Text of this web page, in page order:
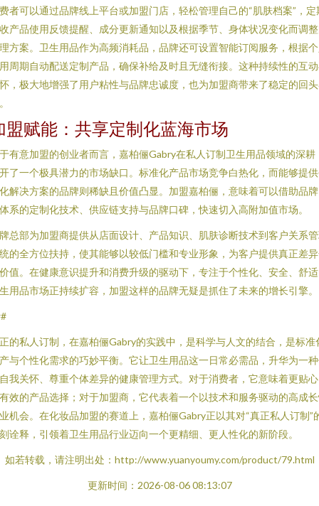
者可以通过品牌线上平台或加盟门店，轻松管理自己的“肌肤档案”，定
产品使用反馈提醒、成分更新通知以及根据季节、身体状况变化而调
方案。卫生用品作为高频消耗品，品牌还可设置智能订阅服务，根据
周期自动配送定制产品，确保补给及时且无缝衔接。这种持续性的互
，极大地增强了用户粘性与品牌忠诚度，也为加盟商带来了稳定的回
盟赋能：共享定制化蓝海市场
有意加盟的创业者而言，嘉柏俪Gabry在私人订制卫生用品领域的深耕
了一个极具潜力的市场缺口。标准化产品市场竞争白热化，而能够提
解决方案的品牌则稀缺且价值凸显。加盟嘉柏俪，意味着可以借助品
系的定制化技术、供应链支持与品牌口碑，快速切入高附加值市场。
总部为加盟商提供从店面设计、产品知识、肌肤诊断技术到客户关系
的全方位扶持，使其能够以较低门槛和专业形象，为客户提供真正差
值。在健康意识提升和消费升级的驱动下，专注于个性化、安全、舒
用品市场正持续扩容，加盟这样的品牌无疑是抓住了未来的增长引擎。
的私人订制，在嘉柏俪Gabry的实践中，是科学与人文的结合，是标准
与个性化需求的巧妙平衡。它让卫生用品这一日常必需品，升华为一
我关怀、尊重个体差异的健康管理方式。对于消费者，它意味着更贴
效的产品选择；对于加盟商，它代表着一个以技术和服务驱动的高成
机会。在化妆品加盟的赛道上，嘉柏俪Gabry正以其对“真正私人订制”
诠释，引领着卫生用品行业迈向一个更精细、更人性化的新阶段。
如若转载，请注明出处：http://www.yuanyoumy.com/product/79.html
更新时间：2026-08-06 08:13:07